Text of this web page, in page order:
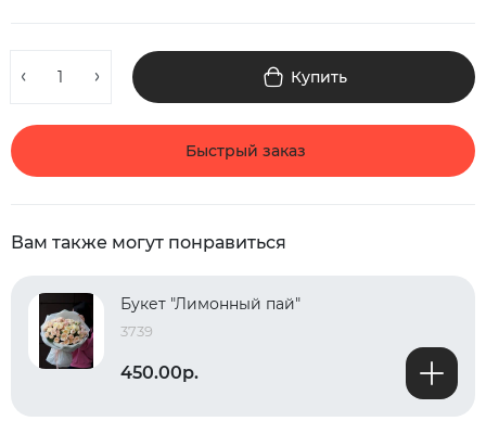
Купить
Быстрый заказ
Вам также могут понравиться
Букет "Лимонный пай"
3739
450.00р.